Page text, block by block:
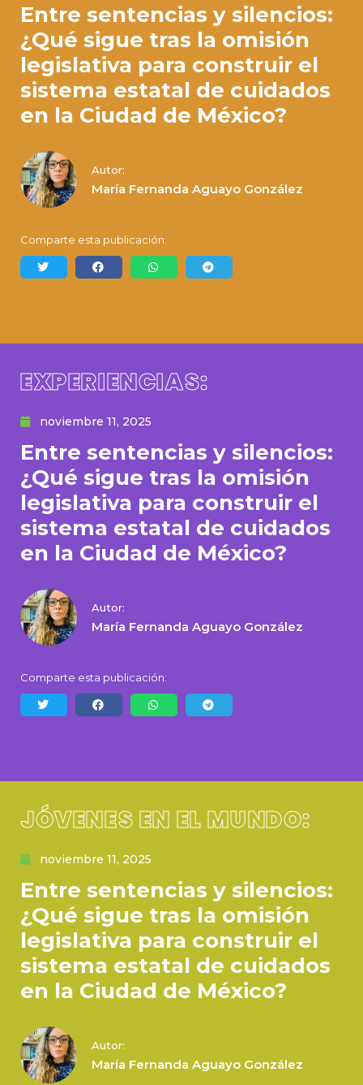
Entre sentencias y silencios:
¿Qué sigue tras la omisión
legislativa para construir el
sistema estatal de cuidados
en la Ciudad de México?
Autor:
María Fernanda Aguayo González
Comparte esta publicación:
EXPERIENCIAS:
noviembre 11, 2025
Entre sentencias y silencios:
¿Qué sigue tras la omisión
legislativa para construir el
sistema estatal de cuidados
en la Ciudad de México?
Autor:
María Fernanda Aguayo González
Comparte esta publicación:
JÓVENES EN EL MUNDO:
noviembre 11, 2025
Entre sentencias y silencios:
¿Qué sigue tras la omisión
legislativa para construir el
sistema estatal de cuidados
en la Ciudad de México?
Autor:
María Fernanda Aguayo González